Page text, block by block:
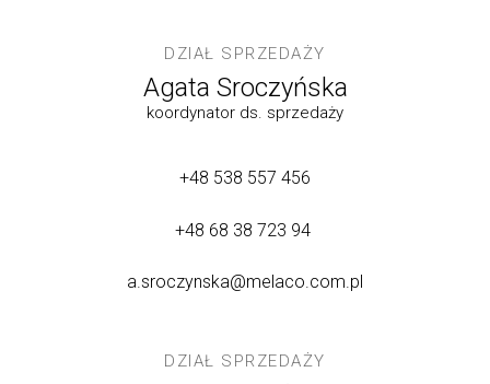
DZIAŁ SPRZEDAŻY
Agata Sroczyńska
koordynator ds. sprzedaży
+48 538 557 456
+48 68 38 723 94
a.sroczynska@melaco.com.pl
DZIAŁ SPRZEDAŻY